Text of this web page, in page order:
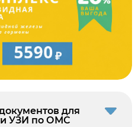
для
УЗИ по ОМС